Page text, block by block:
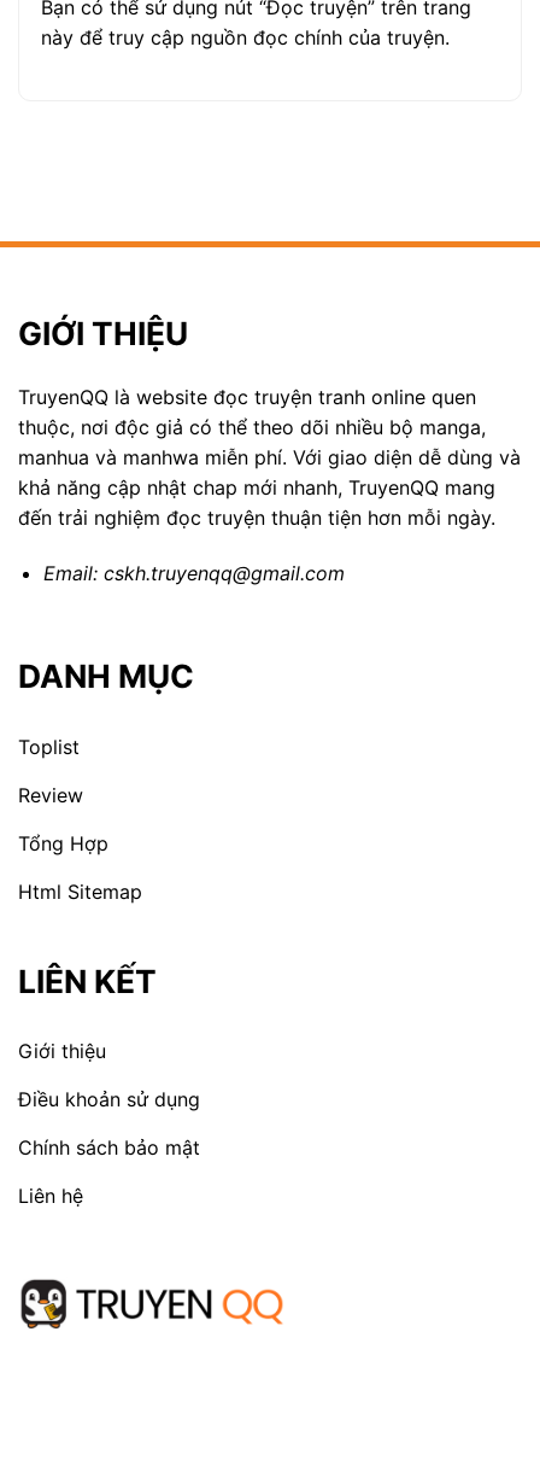
Bạn có thể sử dụng nút “Đọc truyện” trên trang
này để truy cập nguồn đọc chính của truyện.
GIỚI THIỆU
TruyenQQ là website đọc truyện tranh online quen
thuộc, nơi độc giả có thể theo dõi nhiều bộ manga,
manhua và manhwa miễn phí. Với giao diện dễ dùng và
khả năng cập nhật chap mới nhanh, TruyenQQ mang
đến trải nghiệm đọc truyện thuận tiện hơn mỗi ngày.
Email: cskh.truyenqq@gmail.com
DANH MỤC
Toplist
Review
Tổng Hợp
Html Sitemap
LIÊN KẾT
Giới thiệu
Điều khoản sử dụng
Chính sách bảo mật
Liên hệ